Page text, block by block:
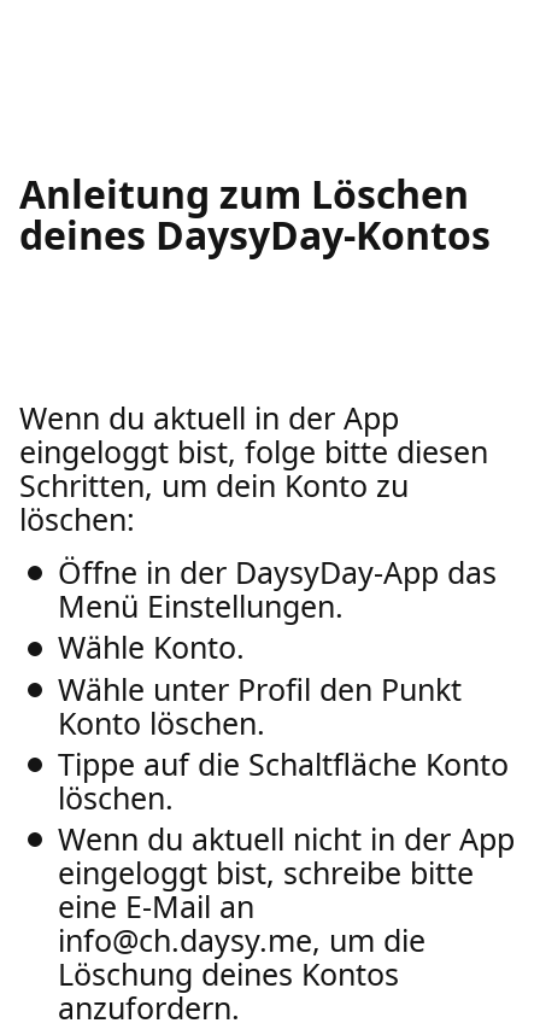
Anleitung zum Löschen
deines DaysyDay-Kontos
Wenn du aktuell in der App
eingeloggt bist, folge bitte diesen
Schritten, um dein Konto zu
löschen:
Öffne in der DaysyDay-App das
Menü Einstellungen.
Wähle Konto.
Wähle unter Profil den Punkt
Konto löschen.
Tippe auf die Schaltfläche Konto
löschen.
Wenn du aktuell nicht in der App
eingeloggt bist, schreibe bitte
eine E-Mail an
info@ch.daysy.me, um die
Löschung deines Kontos
anzufordern.